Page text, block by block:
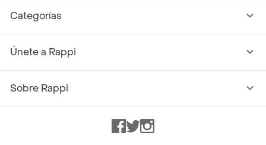
Categorías
Únete a Rappi
Sobre Rappi
Facebook
TwitterInstagram